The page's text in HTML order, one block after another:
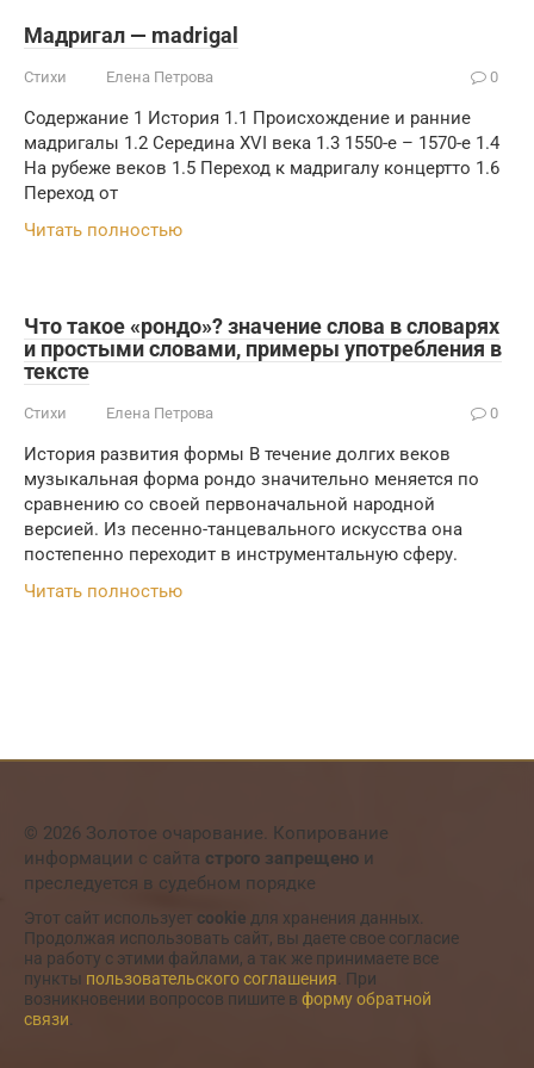
Мадригал — madrigal
Стихи Елена Петрова 0
Содержание 1 История 1.1 Происхождение и ранние
мадригалы 1.2 Середина XVI века 1.3 1550-е – 1570-е 1.4
На рубеже веков 1.5 Переход к мадригалу концертто 1.6
Переход от
Читать полностью
Что такое «рондо»? значение слова в словарях
и простыми словами, примеры употребления в
тексте
Стихи Елена Петрова 0
История развития формы В течение долгих веков
музыкальная форма рондо значительно меняется по
сравнению со своей первоначальной народной
версией. Из песенно-танцевального искусства она
постепенно переходит в инструментальную сферу.
Читать полностью
© 2026 Золотое очарование. Копирование
информации с сайта строго запрещено и
преследуется в судебном порядке
Этот сайт использует cookie для хранения данных.
Продолжая использовать сайт, вы даете свое согласие
на работу с этими файлами, а так же принимаете все
пункты пользовательского соглашения . При
возникновении вопросов пишите в форму обратной
связи